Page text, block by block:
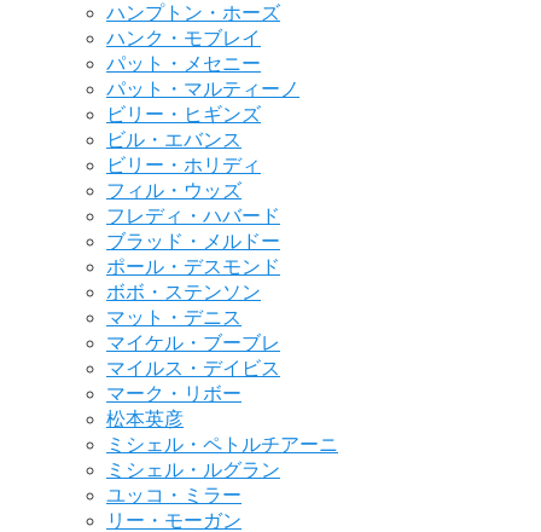
ハンプトン・ホーズ
ハンク・モブレイ
パット・メセニー
パット・マルティーノ
ビリー・ヒギンズ
ビル・エバンス
ビリー・ホリディ
フィル・ウッズ
フレディ・ハバード
ブラッド・メルドー
ポール・デスモンド
ボボ・ステンソン
マット・デニス
マイケル・ブーブレ
マイルス・デイビス
マーク・リボー
松本英彦
ミシェル・ペトルチアーニ
ミシェル・ルグラン
ユッコ・ミラー
リー・モーガン